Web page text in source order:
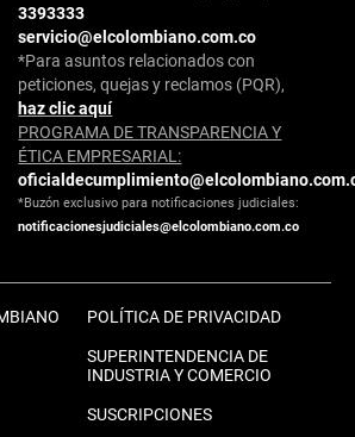
3393333
servicio@elcolombiano.com.co
*Para asuntos relacionados con
peticiones, quejas y reclamos (PQR),
haz clic aquí
PROGRAMA DE TRANSPARENCIA Y
ÉTICA EMPRESARIAL:
*Buzón exclusivo para notificaciones judiciales:
notificacionesjudiciales@elcolombiano.com.co
POLÍTICA DE PRIVACIDAD
SUPERINTENDENCIA DE
INDUSTRIA Y COMERCIO
SUSCRIPCIONES